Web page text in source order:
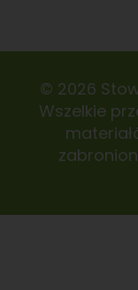
© 2026
Wszelkie